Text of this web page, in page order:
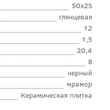
50x25
глянцевая
12
1,5
20,4
8
черный
мрамор
Керамическая плитка